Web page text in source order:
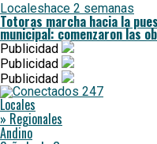
Localeshace 2 semanas
Totoras marcha hacia la
municipal: comenzaron las
Publicidad
Publicidad
Publicidad
Locales
» Regionales
Andino